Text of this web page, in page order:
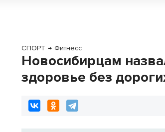
СПОРТ → Фитнесс
Новосибирцам
здоровье без